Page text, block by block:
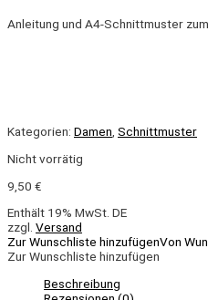
Anleitung und A4-Schnittmuster
Kategorien: Damen, Schnittmuster
Nicht vorrätig
9,50 €
Enthält 19% MwSt. DE
zzgl. Versand
Zur Wunschliste hinzufügenVon
Zur Wunschliste hinzufügen
Beschreibung